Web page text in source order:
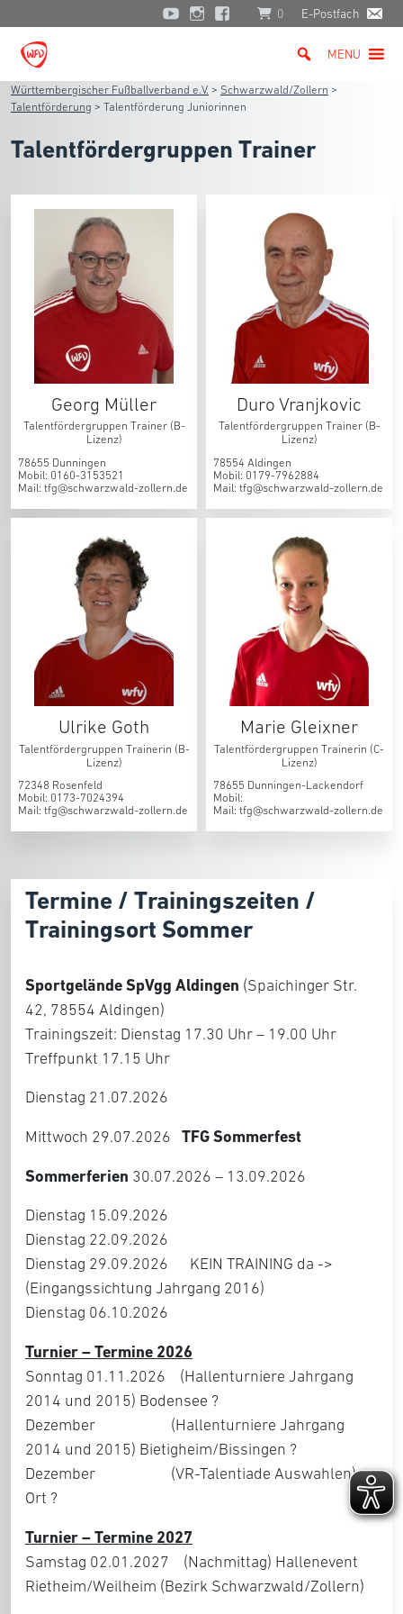
0 E-Postfach
MENU
Württembergischer Fußballverband e.V. > Schwarzwald/Zollern >
Talentförderung > Talentförderung Juniorinnen
Talentfördergruppen Trainer
Georg Müller
Talentfördergruppen Trainer (B-
Lizenz)
78655 Dunningen
Mobil: 0160-3153521
Mail: tfg@schwarzwald-zollern.de
Duro Vranjkovic
Talentfördergruppen Trainer (B-
Lizenz)
78554 Aldingen
Mobil: 0179-7962884
Mail: tfg@schwarzwald-zollern.de
Ulrike Goth
Talentfördergruppen Trainerin (B-
Lizenz)
72348 Rosenfeld
Mobil: 0173-7024394
Mail: tfg@schwarzwald-zollern.de
Marie Gleixner
Talentfördergruppen Trainerin (C-
Lizenz)
78655 Dunningen-Lackendorf
Mobil:
Mail: tfg@schwarzwald-zollern.de
Termine / Trainingszeiten /
Trainingsort Sommer
Sportgelände SpVgg Aldingen (Spaichinger Str.
42, 78554 Aldingen)
Trainingszeit: Dienstag 17.30 Uhr – 19.00 Uhr
Treffpunkt 17.15 Uhr
Dienstag 21.07.2026
Mittwoch 29.07.2026 TFG Sommerfest
Sommerferien 30.07.2026 – 13.09.2026
Dienstag 15.09.2026
Dienstag 22.09.2026
Dienstag 29.09.2026 KEIN TRAINING da ->
(Eingangssichtung Jahrgang 2016)
Dienstag 06.10.2026
Turnier – Termine 2026
Sonntag 01.11.2026 (Hallenturniere Jahrgang
2014 und 2015) Bodensee ?
Dezember (Hallenturniere Jahrgang
2014 und 2015) Bietigheim/Bissingen ?
Dezember (VR-Talentiade Auswahlen)
Ort ?
Turnier – Termine 2027
Samstag 02.01.2027 (Nachmittag) Hallenevent
Rietheim/Weilheim (Bezirk Schwarzwald/Zollern)